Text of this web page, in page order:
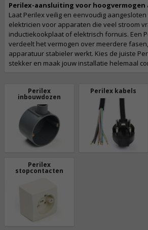
Perilex-aansluiting voor hoogvermogen
Laat Perilex veilig en eenvoudig
elektricien voor apparaten die veel stroom
inductiekookplaat of elektrisch fornuis. Een
verdeelt het vermogen over meerdere
apparatuur stabieler werkt. Kies de juiste
stekker en maak jouw installatie helemaal
Perilex
inbouwdozen
Perilex kabels
Perilex
stopcontacten